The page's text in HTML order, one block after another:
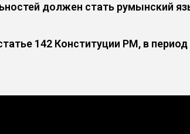
должен стать румынский
142 Конституции РМ, в